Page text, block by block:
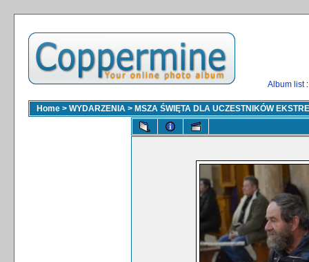
Album list
Home > WYDARZENIA > MSZA ŚWIĘTA DLA UCZESTNIKÓW